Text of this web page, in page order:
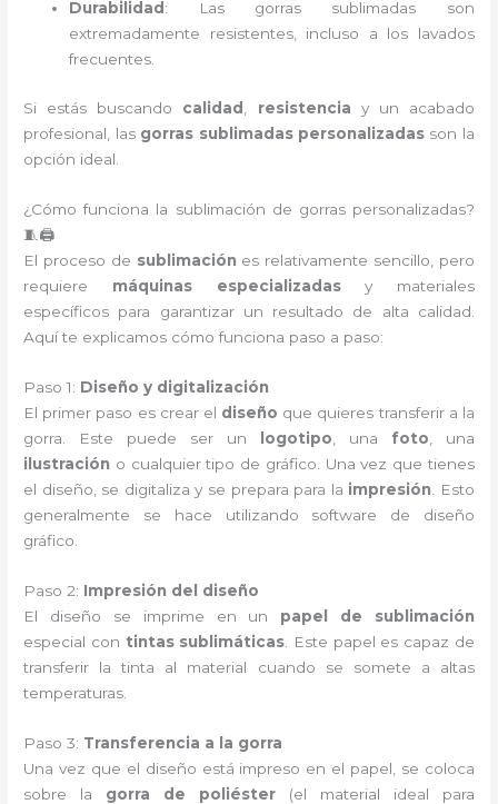
Durabilidad: Las gorras sublimadas son
extremadamente resistentes, incluso a los lavados
frecuentes.
Si estás buscando calidad , resistencia y un acabado
profesional, las gorras sublimadas personalizadasson la
opción ideal.
¿Cómo funciona la sublimación de gorras personalizadas?
🧵🖨️
El proceso de sublimación es relativamente sencillo, pero
requiere máquinas especializadasy materiales
específicos para garantizar un resultado de alta calidad.
Aquí te explicamos cómo funciona paso a paso:
Paso 1: Diseño y digitalización
El primer paso es crear el diseño que quieres transferir a la
gorra. Este puede ser un
logotipo , una foto , una
ilustración o cualquier tipo de gráfico. Una vez que tienes
el diseño, se digitaliza y se prepara para la impresión . Esto
generalmente se hace utilizando software de diseño
gráfico.
Paso 2: Impresión del diseño
El diseño se imprime en un papel de sublimación
especial con tintas sublimáticas . Este papel es capaz de
transferir la tinta al material cuando se somete a altas
temperaturas.
Paso 3: Transferencia a la gorra
Una vez que el diseño está impreso en el papel, se coloca
sobre la gorra de poliéster (el material ideal para